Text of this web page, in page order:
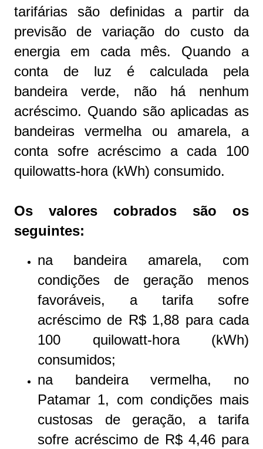
tarifárias são definidas a partir da
previsão de variação do custo da
energia em cada mês. Quando a
conta de luz é calculada pela
bandeira verde, não há nenhum
acréscimo. Quando são aplicadas as
bandeiras vermelha ou amarela, a
conta sofre acréscimo a cada 100
quilowatts-hora (kWh) consumido.
Os valores cobrados são os
seguintes:
na bandeira amarela, com
condições de geração menos
favoráveis, a tarifa sofre
acréscimo de R$ 1,88 para cada
100 quilowatt-hora (kWh)
consumidos;
na bandeira vermelha, no
Patamar 1, com condições mais
custosas de geração, a tarifa
sofre acréscimo de R$ 4,46 para